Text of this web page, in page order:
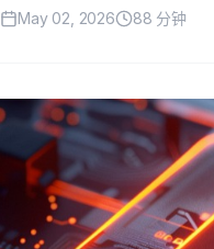
May 02, 2026 88 分钟